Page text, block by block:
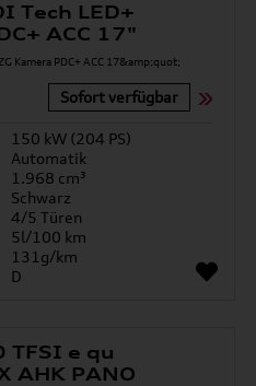
Tech LED+
ACC 17"
Sofort verfügbar
150 kW (204 PS)
Automatik
1.968 cm³
Schwarz
4/5 Türen
5l/100 km
131g/km
D
e qu
AHK PANO